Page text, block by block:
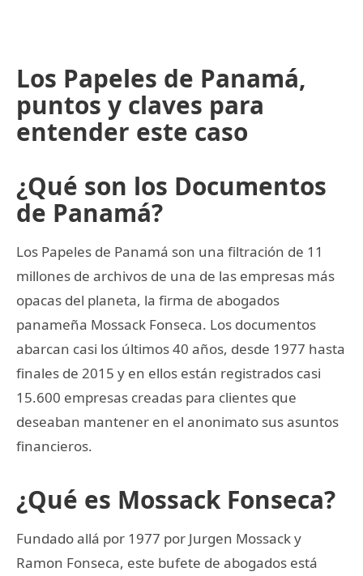
Los Papeles de Panamá,
puntos y claves para
entender este caso
¿Qué son los Documentos
de Panamá?
Los Papeles de Panamá son una filtración de 11
millones de archivos de una de las empresas más
opacas del planeta, la firma de abogados
panameña Mossack Fonseca. Los documentos
abarcan casi los últimos 40 años, desde 1977 hasta
finales de 2015 y en ellos están registrados casi
15.600 empresas creadas para clientes que
deseaban mantener en el anonimato sus asuntos
financieros.
¿Qué es Mossack Fonseca?
Fundado allá por 1977 por Jurgen Mossack y
Ramon Fonseca, este bufete de abogados está